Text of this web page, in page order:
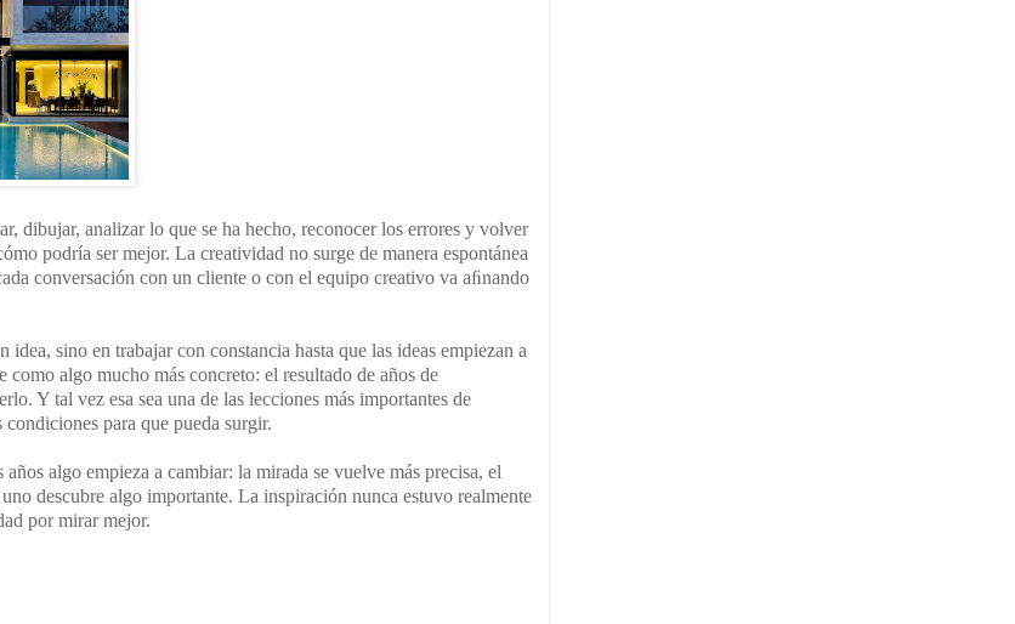
dibujar, analizar lo que se ha hecho, reconocer los errores y volver
podría ser mejor. La creatividad no surge de manera espontánea
conversación con un cliente o con el equipo creativo va aﬁnando
sino en trabajar con constancia hasta que las ideas empiezan a
algo mucho más concreto: el resultado de años de
Y tal vez esa sea una de las lecciones más importantes de
para que pueda surgir.
algo empieza a cambiar: la mirada se vuelve más precisa, el
descubre algo importante. La inspiración nunca estuvo realmente
por mirar mejor.